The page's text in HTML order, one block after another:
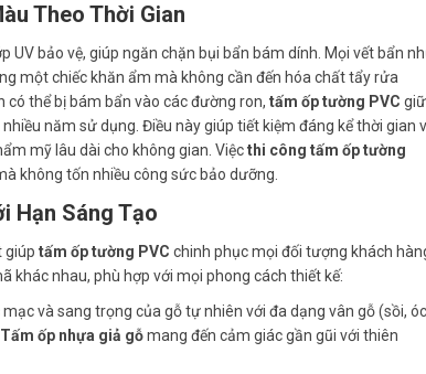
Theo Thời Gian
UV bảo vệ, giúp ngăn chặn bụi bẩn bám dính. Mọi vết bẩn
một chiếc khăn ẩm mà không cần đến hóa chất tẩy rửa
có thể bị bám bẩn vào các đường ron, tấm ốp tường PVC giữ
năm sử dụng. Điều này giúp tiết kiệm đáng kể thời gian
mỹ lâu dài cho không gian. Việcthi công tấm ốp tường
không tốn nhiều công sức bảo dưỡng.
Hạn Sáng Tạo
giúp tấm ốp tường PVC chinh phục mọi đối tượng khách
khác nhau, phù hợp với mọi phong cách thiết kế:
và sang trọng của gỗ tự nhiên với đa dạng vân gỗ (sồi, óc
Tấm ốp nhựa giả gỗmang đến cảm giác gần gũi với thiên